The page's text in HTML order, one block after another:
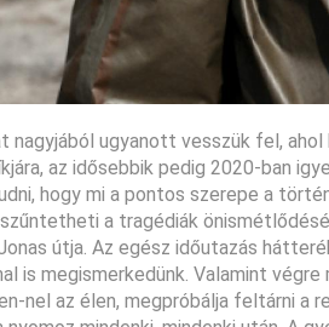
nagyjából ugyanott vesszük fel,
az idősebbik pedig 2020-ban
hogy mi a pontos szerepe a
a tragédiák
útja. Az egész időutazás
is megismerkedünk. Valamint
nel az élen, megpróbálja feltárni